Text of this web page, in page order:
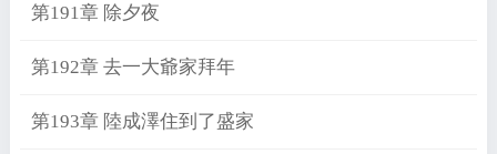
第191章 除夕夜
第192章 去一大爺家拜年
第193章 陸成澤住到了盛家